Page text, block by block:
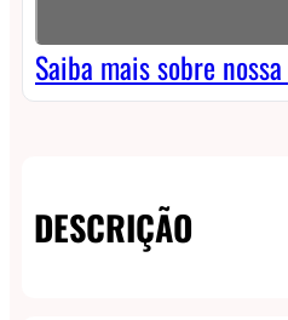
quantidade
Saiba mais sobre
DESCRIÇÃO